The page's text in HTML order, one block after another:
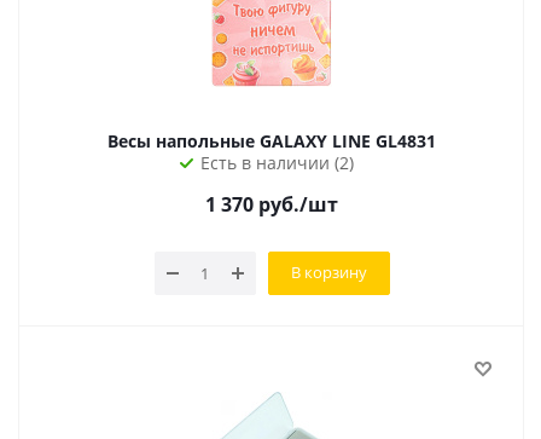
Весы напольные GALAXY LINE GL4831
Есть в наличии (2)
1 370 руб./шт
В корзину